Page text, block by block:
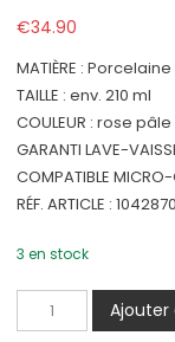
€34.90
MATIÈRE :
TAILLE : env. 210 ml
COULEUR : rose pâle
GARANTI LAVE-
COMPATIBLE
RÉF. ARTICLE :
3 en stock
quantité
de
Ajouter